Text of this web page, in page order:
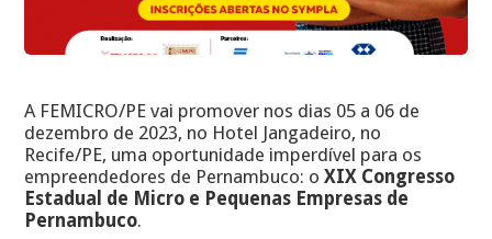
A FEMICRO/PE vai promover nos dias 05 a 06 de
dezembro de 2023, no Hotel Jangadeiro, no
Recife/PE, uma oportunidade imperdível para os
empreendedores de Pernambuco: oXIX Congresso
Estadual de Micro e Pequenas Empresas de
Pernambuco.